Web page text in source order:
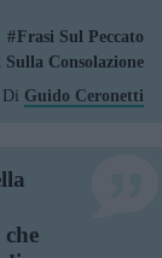
Frasi Sul Peccato
Sulla Consolazione
Di Guido Ceronetti